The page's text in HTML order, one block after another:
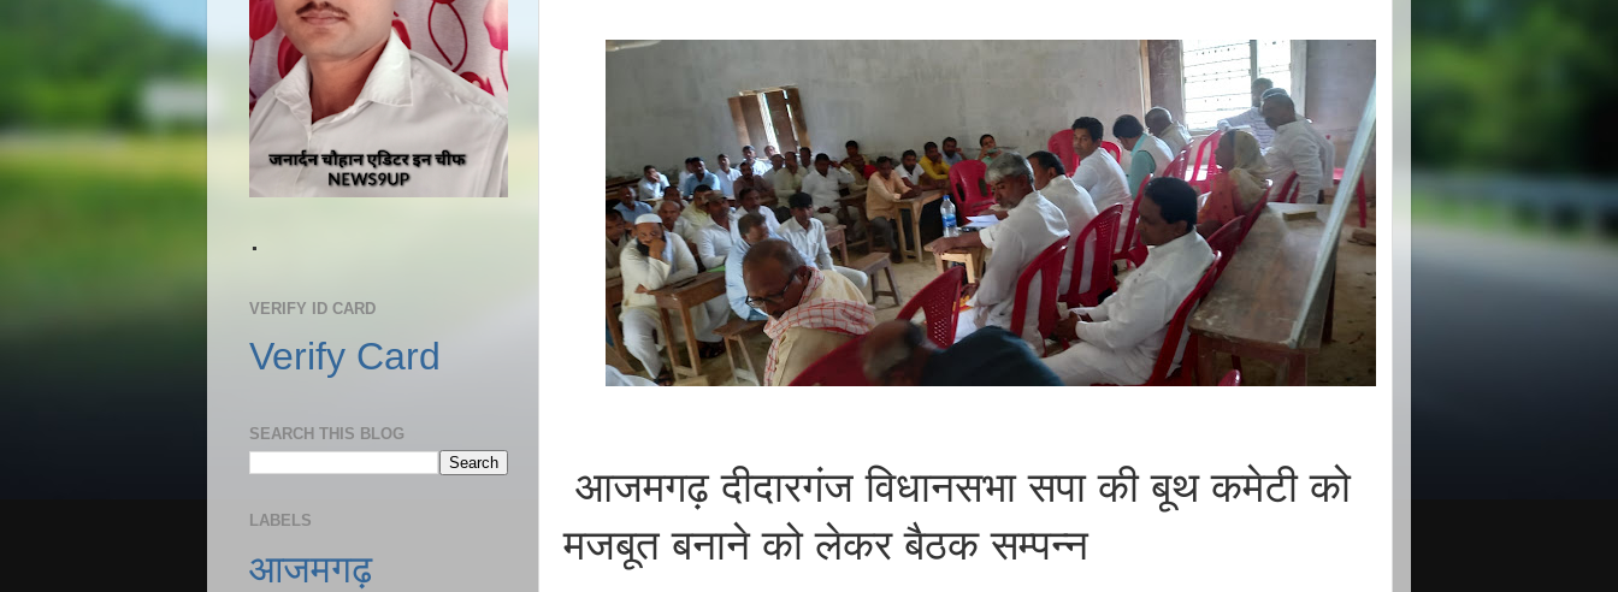
आजमगढ़ दीदारगंज विधानसभा सपा की बूथ कमेटी को
मजबूत बनाने को लेकर बैठक सम्पन्न
.
VERIFY ID CARD
Verify Card
SEARCH THIS BLOG
LABELS
आजमगढ़